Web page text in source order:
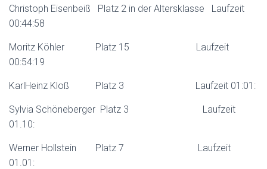
Christoph Eisenbeiß Platz 2 in der Altersklasse Laufzeit
00:44:58
Moritz Köhler Platz 15 Laufzeit
00:54:19
KarlHeinz Kloß Platz 3 Laufzeit 01:01:
Sylvia Schöneberger Platz 3 Laufzeit
01.10:
Werner Hollstein Platz 7 Laufzeit
01.01: